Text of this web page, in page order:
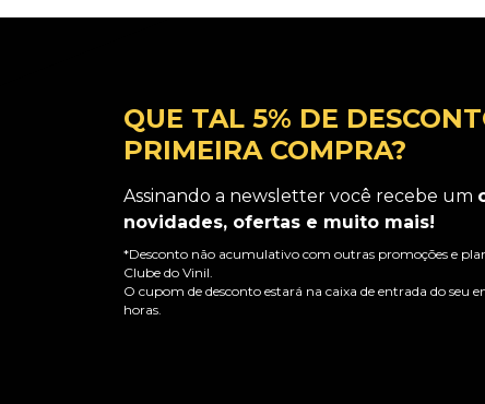
QUE TAL 5% DE
PRIMEIRA COMPRA?
Assinando a newsletter você recebe um
novidades, ofertas e muito mais!
*Desconto não acumulativo com outras promoções e
Clube do Vinil.
O cupom de desconto estará na caixa de entrada do seu
horas.